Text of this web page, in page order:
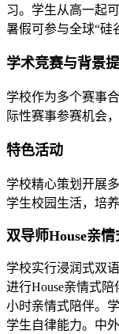
习。学生从高一起
暑假可参与全球“硅
学术竞赛与背景
学校作为多个赛事
际性赛事参赛机会
特色活动
学校精心策划开展
学生校园生活，培
双导师House亲
学校实行浸润式双
进行House亲情式
小时亲情式陪伴。
学生自律能力。中